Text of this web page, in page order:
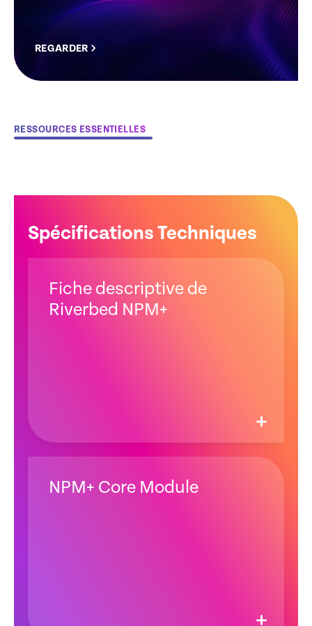
REGARDER
RESSOURCES ESSENTIELLES
Spécifications Techniques
Fiche descriptive de
Riverbed NPM+
NPM+ Core Module